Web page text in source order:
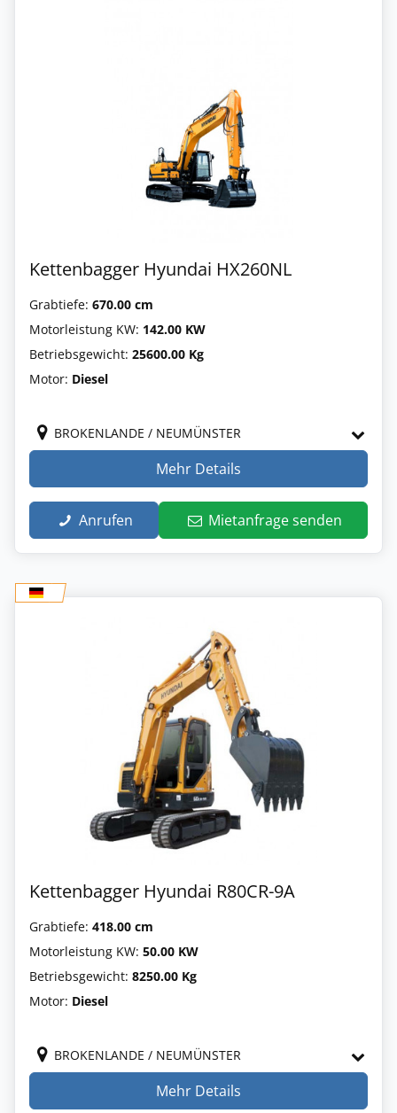
Kettenbagger Hyundai HX260NL
Grabtiefe: 670.00 cm
Motorleistung KW: 142.00 KW
Betriebsgewicht: 25600.00 Kg
Motor: Diesel
BROKENLANDE / NEUMÜNSTER
Mehr Details
Anrufen Mietanfrage senden
Kettenbagger Hyundai R80CR-9A
Grabtiefe: 418.00 cm
Motorleistung KW: 50.00 KW
Betriebsgewicht: 8250.00 Kg
Motor: Diesel
BROKENLANDE / NEUMÜNSTER
Mehr Details